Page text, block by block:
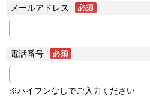
メールアドレス
電話番号
※ハイフンなしでご入力ください